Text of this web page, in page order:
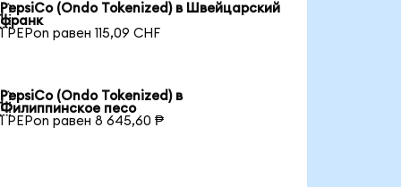
PepsiCo (Ondo Tokenized) в Швейцарский
франк
1 PEPon равен 115,09 CHF
PepsiCo (Ondo Tokenized) в
Филиппинское песо
1 PEPon равен 8 645,60 ₱